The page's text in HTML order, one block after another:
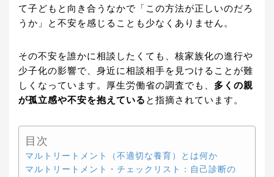
て子どもと向き合うなかで「この方法が正しいのだろ
うか」と不安を感じることも少なくありません。
その不安を誰かに相談したくても、核家族化の進行や
少子化の影響で、身近に相談相手を見つけることが難
しくなっています。厚生労働省の調査でも、 多くの親
が孤立感や不安を抱えている と指摘されています。
目次
マルトリートメント（不適切な養育）とは何か
マルトリートメント・チェックリスト：自己診断の